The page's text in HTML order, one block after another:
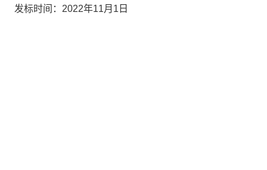
发标时间： 2022年11月 1 日